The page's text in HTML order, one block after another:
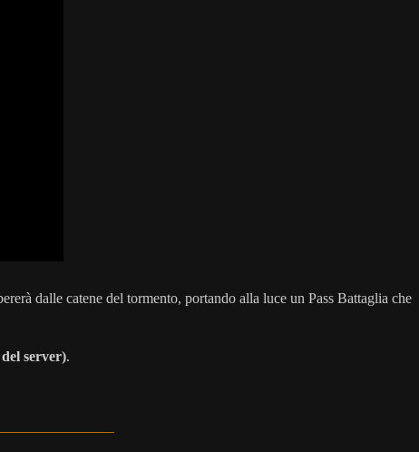
dalle catene del tormento, portando alla luce un Pass Battaglia che
server).